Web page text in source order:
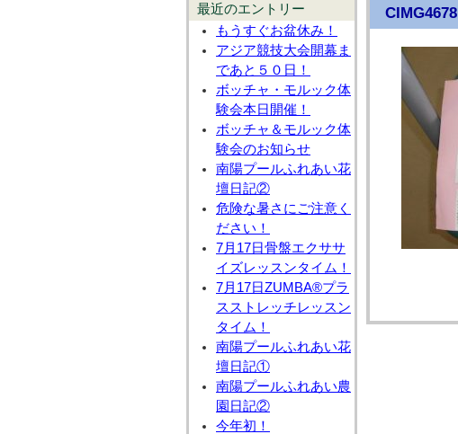
最近のエントリー
もうすぐお盆休み！
アジア競技大会開幕ま
であと５０日！
ボッチャ・モルック体
験会本日開催！
ボッチャ＆モルック体
験会のお知らせ
南陽プールふれあい花
壇日記②
危険な暑さにご注意く
ださい！
7月17日骨盤エクササ
イズレッスンタイム！
7月17日ZUMBA®プラ
スストレッチレッスン
タイム！
南陽プールふれあい花
壇日記①
南陽プールふれあい農
園日記②
今年初！
CIMG4678